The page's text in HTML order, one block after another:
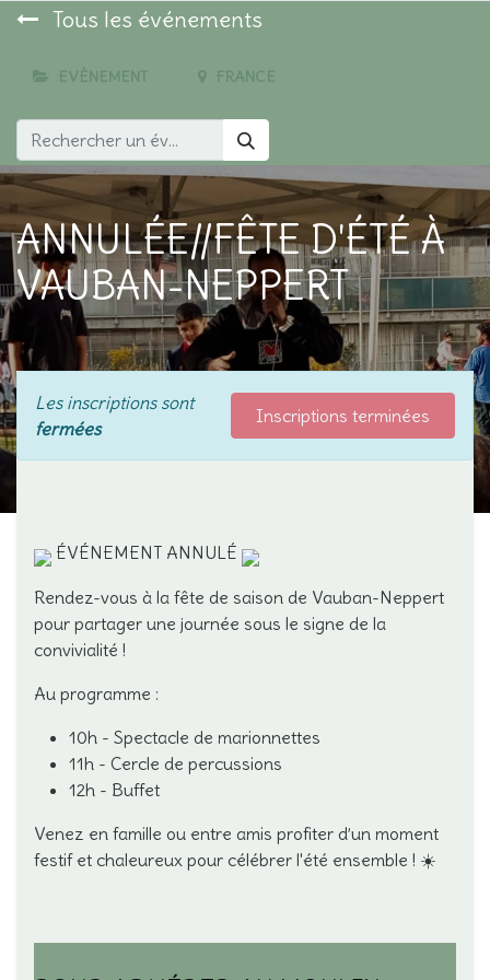
Tous les événements
EVÈNEMENT FRANCE
ANNULÉE//FÊTE D'ÉTÉ À
VAUBAN-NEPPERT
Les inscriptions sont
fermées
Inscriptions terminées
​ ÉVÉNEMENT ANNULÉ
Rendez-vous à la fête de saison de Vauban-Neppert
pour partager une journée sous le signe de la
convivialité !
Au programme :
10h - Spectacle de marionnettes
11h - Cercle de percussions
12h - Buffet
Venez en famille ou entre amis profiter d’un moment
festif et chaleureux pour célébrer l'été ensemble ! ☀️